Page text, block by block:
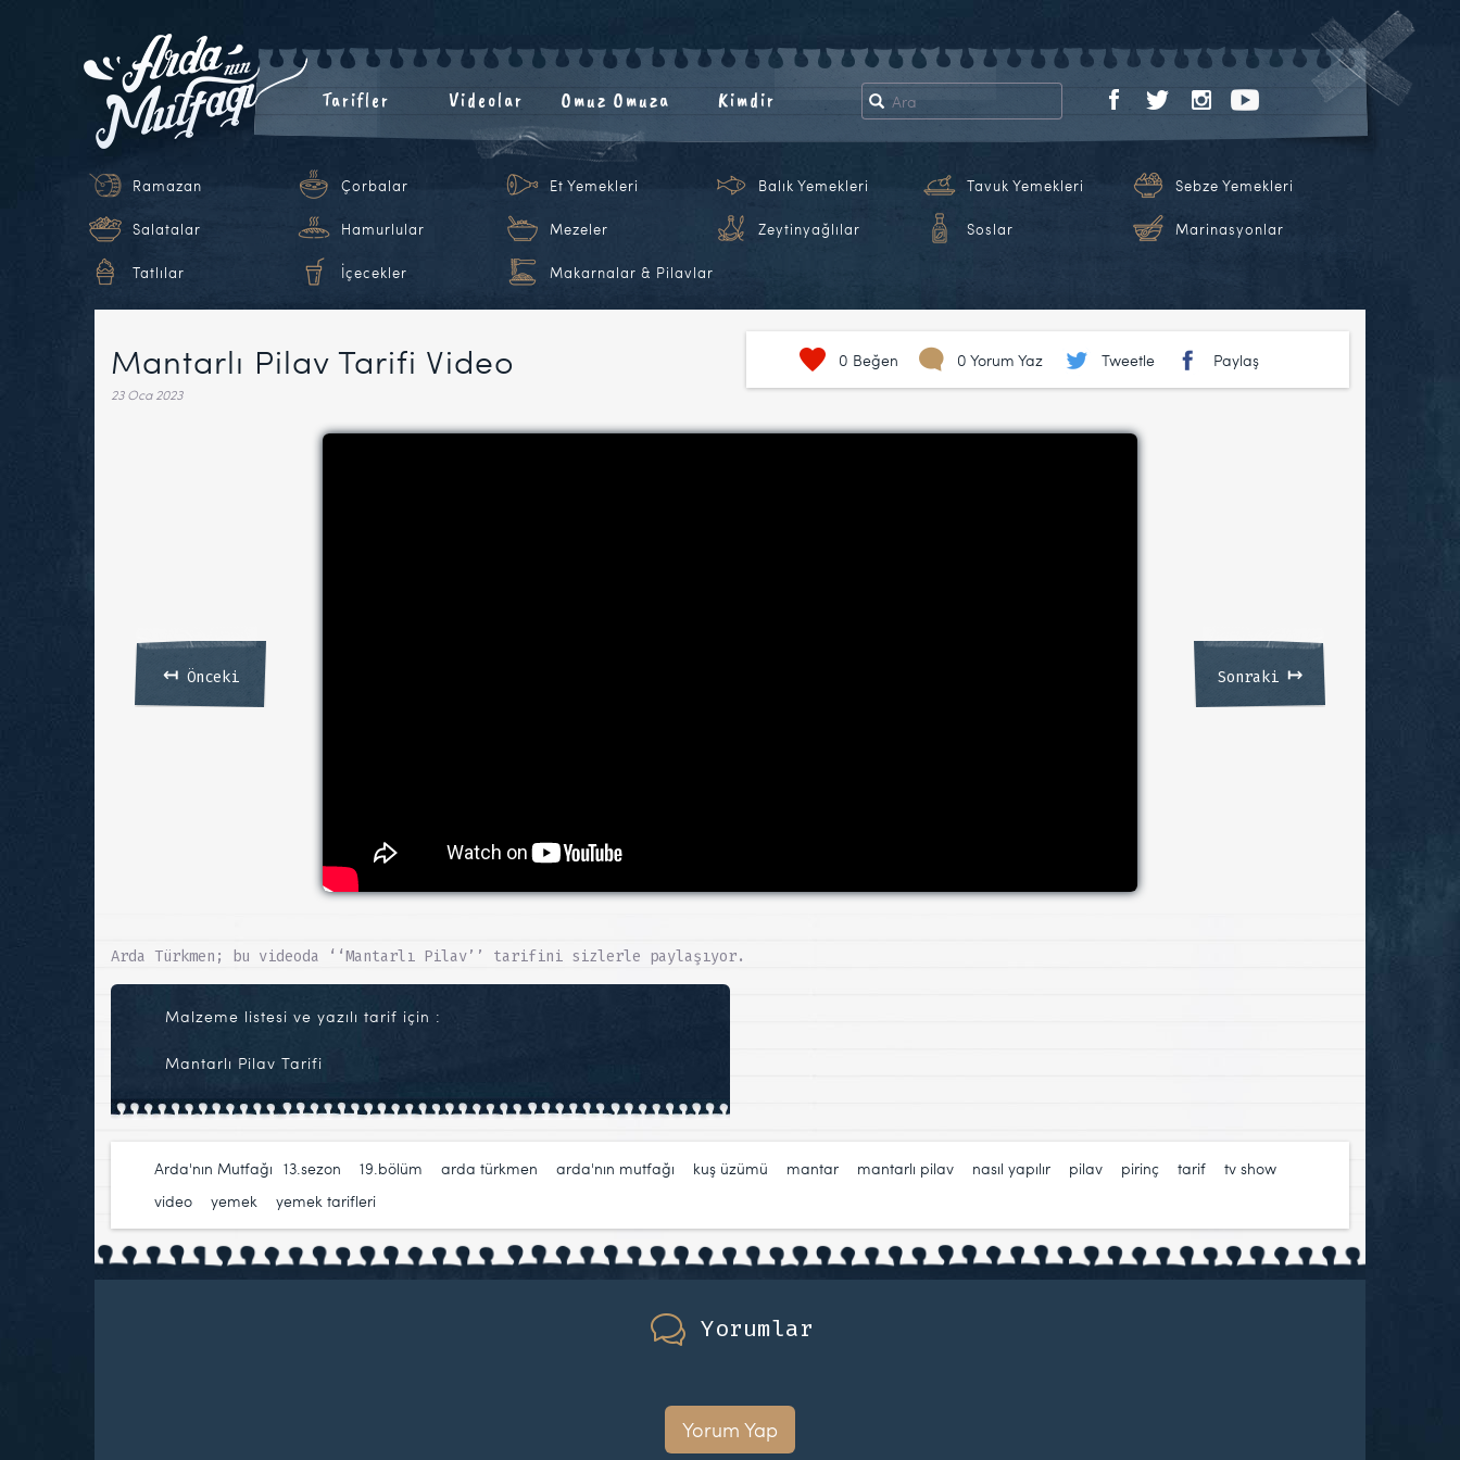
Tarifler Videolar Omuz Omuza Kimdir
Ramazan Çorbalar Et Yemekleri Balık Yemekleri Tavuk Yemekleri Sebze Yemekleri
Salatalar Hamurlular Mezeler Zeytinyağlılar Soslar Marinasyonlar
Tatlılar İçecekler Makarnalar & Pilavlar
Mantarlı Pilav Tarifi Video
23 Oca 2023
0 Beğen 0 Yorum Yaz Tweetle Paylaş
↤Önceki Sonraki ↦
Arda Türkmen; bu videoda ‘‘Mantarlı Pilav’’ tarifini sizlerle paylaşıyor.
Malzeme listesi ve yazılı tarif için :
Mantarlı Pilav Tarifi
Arda'nın Mutfağı 13.sezon 19.bölüm arda türkmen arda'nın mutfağı kuş üzümü mantar mantarlı pilav nasıl yapılır pilav pirinç tarif tv show
video
yemek yemek tarifleri
Yorumlar
Yorum Yap